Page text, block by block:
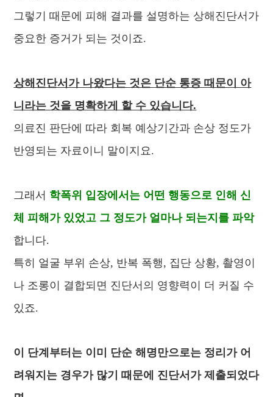
그렇기 때문에 피해 결과를 설명하는 상해진단서가
중요한 증거가 되는 것이죠.
상해진단서가 나왔다는 것은 단순 통증 때문이 아
니라는 것을 명확하게 할 수 있습니다.
의료진 판단에 따라 회복 예상기간과 손상 정도가
반영되는 자료이니 말이지요.
그래서 학폭위 입장에서는 어떤 행동으로 인해 신
체 피해가 있었고 그 정도가 얼마나 되는지를 파악
합니다.
특히 얼굴 부위 손상, 반복 폭행, 집단 상황, 촬영이
나 조롱이 결합되면 진단서의 영향력이 더 커질 수
있죠.
이 단계부터는 이미 단순 해명만으로는 정리가 어
려워지는 경우가 많기 때문에 진단서가 제출되었다